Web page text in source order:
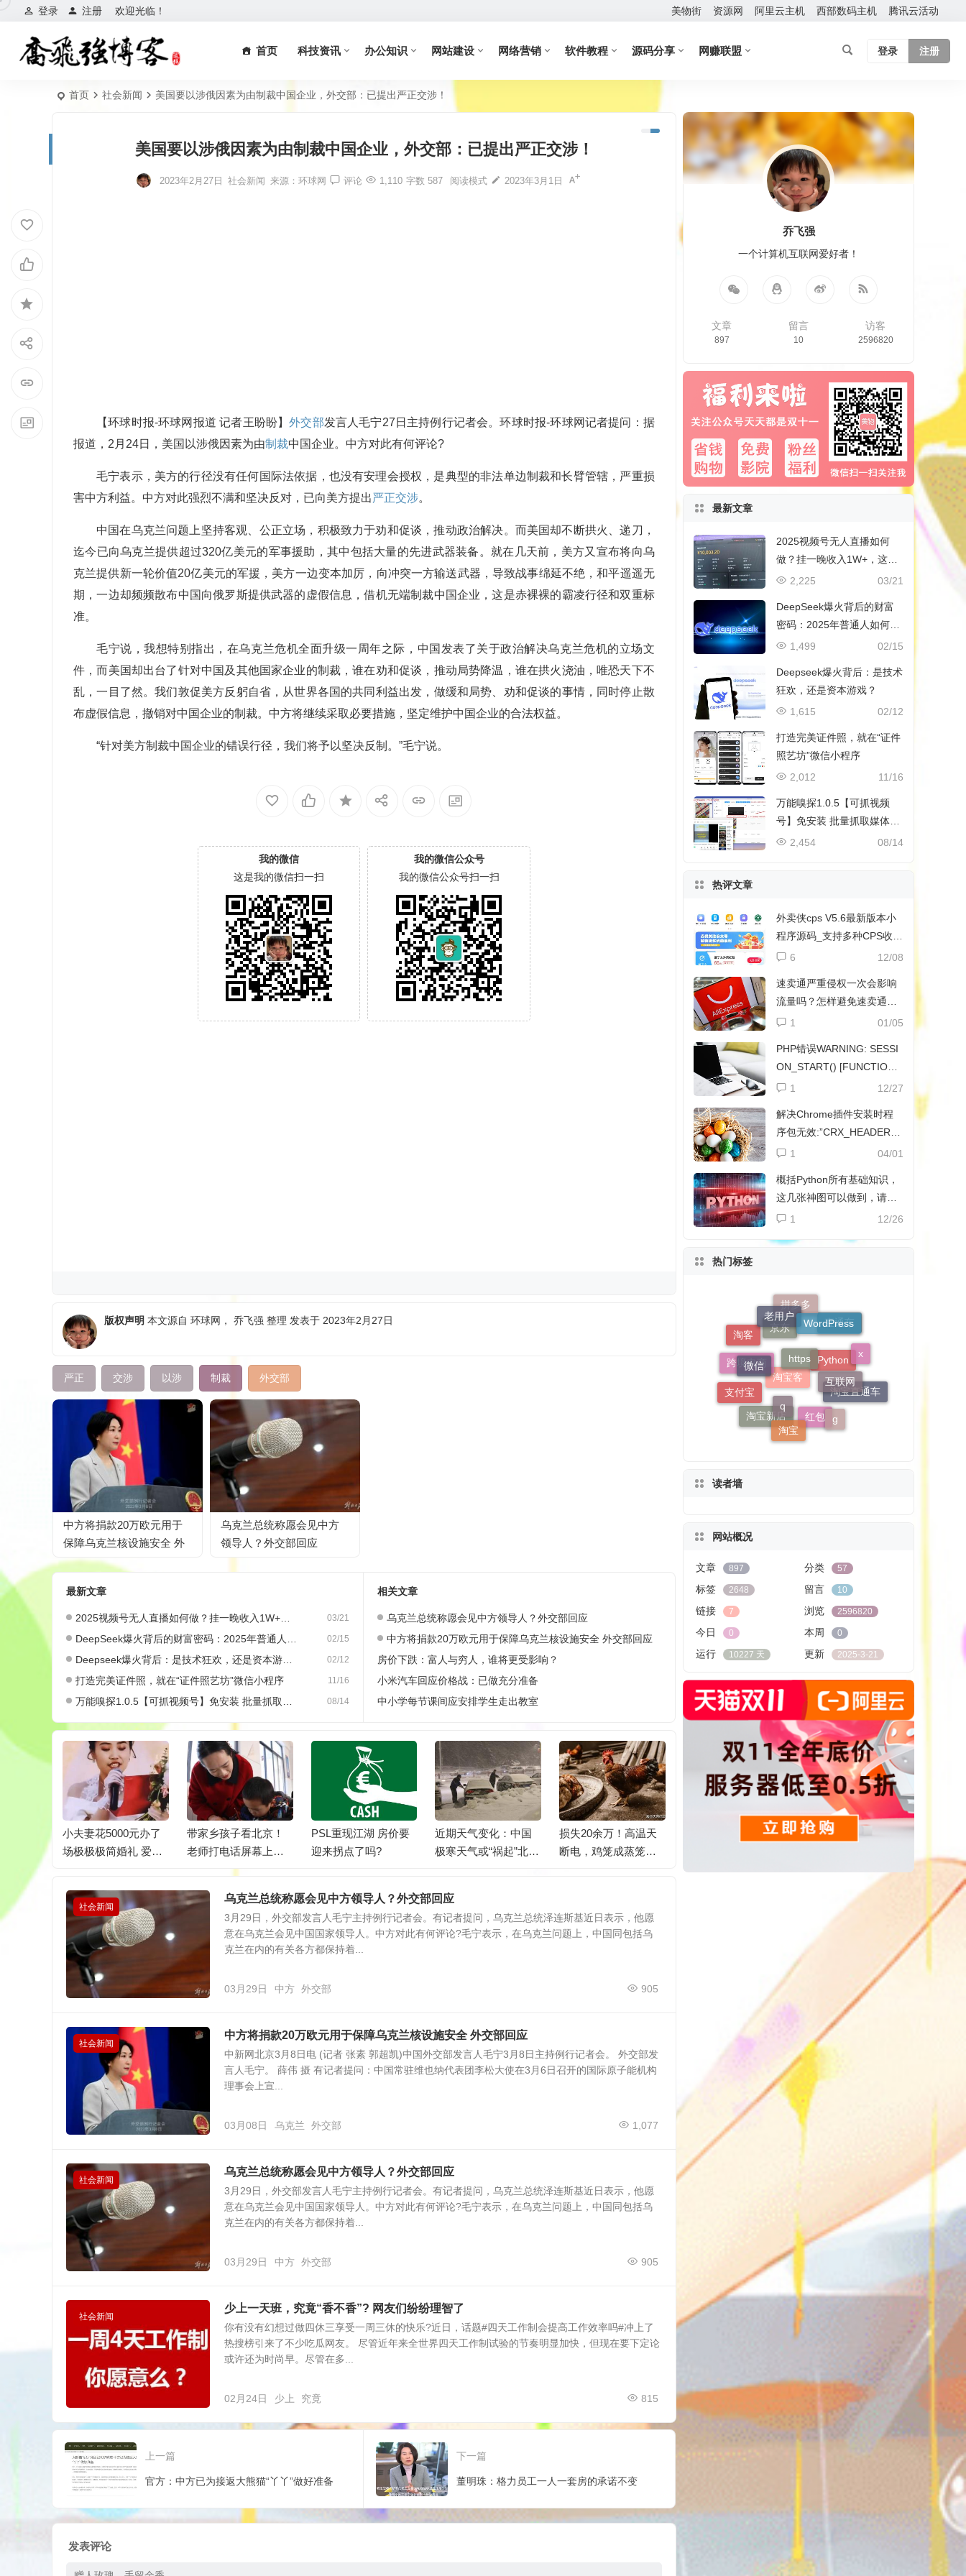
欢迎光临！
登录 注册 美物街 资源网 阿里云主机 西部数码主机 腾讯云活动
首页 科技资讯 办公知识 网站建设 网络营销 软件教程 源码分享 网赚联盟 登录 注册
首页 社会新闻 美国要以涉俄因素为由制裁中国企业，外交部：已提出严正交涉！
美国要以涉俄因素为由制裁中国企业，外交部：已提出严正交涉！
2023年2月27日 社会新闻 来源： 环球网 评论 1,110 字数 587 阅读模式 2023年3月1日
【环球时报-环球网报道 记者王盼盼】外交部发言人毛宁27日主持例行记者会。环球时报-环球网记者提问：据
报道，2月24日，美国以涉俄因素为由制裁中国企业。中方对此有何评论?
毛宁表示，美方的行径没有任何国际法依据，也没有安理会授权，是典型的非法单边制裁和长臂管辖，严重损
害中方利益。中方对此强烈不满和坚决反对，已向美方提出严正交涉。
中国在乌克兰问题上坚持客观、公正立场，积极致力于劝和促谈，推动政治解决。而美国却不断拱火、递刀，
迄今已向乌克兰提供超过320亿美元的军事援助，其中包括大量的先进武器装备。就在几天前，美方又宣布将向乌
克兰提供新一轮价值20亿美元的军援，美方一边变本加厉，向冲突一方输送武器，导致战事绵延不绝，和平遥遥无
期，一边却频频散布中国向俄罗斯提供武器的虚假信息，借机无端制裁中国企业，这是赤裸裸的霸凌行径和双重标
准。
毛宁说，我想特别指出，在乌克兰危机全面升级一周年之际，中国发表了关于政治解决乌克兰危机的立场文
件，而美国却出台了针对中国及其他国家企业的制裁，谁在劝和促谈，推动局势降温，谁在拱火浇油，唯恐天下不
乱，一目了然。我们敦促美方反躬自省，从世界各国的共同利益出发，做缓和局势、劝和促谈的事情，同时停止散
布虚假信息，撤销对中国企业的制裁。中方将继续采取必要措施，坚定维护中国企业的合法权益。
“针对美方制裁中国企业的错误行径，我们将予以坚决反制。”毛宁说。
我的微信
这是我的微信扫一扫
我的微信公众号
我的微信公众号扫一扫
版权声明 本文源自 环球网 ， 乔飞强 整理 发表于 2023年2月27日
严正 交涉 以涉 制裁 外交部
中方将捐款20万欧元用于
保障乌克兰核设施安全 外
交部回应
乌克兰总统称愿会见中方
领导人？外交部回应
最新文章
03/21
2025视频号无人直播如何做？挂一晚收入1W+，这份教程，小白可做~
02/15
DeepSeek爆火背后的财富密码：2025年普通人如何抓住AI创业风口？
02/12
Deepseek爆火背后：是技术狂欢，还是资本游戏？
11/16
打造完美证件照，就在“证件照艺坊”微信小程序
08/14
万能嗅探1.0.5【可抓视频号】免安装 批量抓取媒体文件
相关文章
乌克兰总统称愿会见中方领导人？外交部回应
中方将捐款20万欧元用于保障乌克兰核设施安全 外交部回应
房价下跌：富人与穷人，谁将更受影响？
小米汽车回应价格战：已做充分准备
中小学每节课间应安排学生走出教室
小夫妻花5000元办了
场极极极简婚礼 爱意
带家乡孩子看北京！
老师打电话屏幕上涌
出一堆小脑袋，眼睛
PSL重现江湖 房价要
迎来拐点了吗?
近期天气变化：中国
极寒天气或“祸起”北极
损失20余万！高温天
断电，鸡笼成蒸笼热
三伏天为啥是减肥的
体新陈代谢加快
日媒：东京市中心发
社会新闻
乌克兰总统称愿会见中方领导人？外交部回应
3月29日，外交部发言人毛宁主持例行记者会。有记者提问，乌克兰总统泽连斯基近日表示，他愿
意在乌克兰会见中国国家领导人。中方对此有何评论?毛宁表示，在乌克兰问题上，中国同包括乌
克兰在内的有关各方都保持着...
03月29日 905
中方 外交部
社会新闻
中方将捐款20万欧元用于保障乌克兰核设施安全 外交部回应
中新网北京3月8日电 (记者 张素 郭超凯)中国外交部发言人毛宁3月8日主持例行记者会。 外交部发
言人毛宁。 薛伟 摄 有记者提问：中国常驻维也纳代表团李松大使在3月6日召开的国际原子能机构
理事会上宣...
03月08日 1,077
乌克兰 外交部
社会新闻
乌克兰总统称愿会见中方领导人？外交部回应
3月29日，外交部发言人毛宁主持例行记者会。有记者提问，乌克兰总统泽连斯基近日表示，他愿
意在乌克兰会见中国国家领导人。中方对此有何评论?毛宁表示，在乌克兰问题上，中国同包括乌
克兰在内的有关各方都保持着...
03月29日 905
中方 外交部
社会新闻
少上一天班，究竟“香不香”? 网友们纷纷理智了
你有没有幻想过做四休三享受一周三休的快乐?近日，话题#四天工作制会提高工作效率吗#冲上了
热搜榜引来了不少吃瓜网友。 尽管近年来全世界四天工作制试验的节奏明显加快，但现在要下定论
或许还为时尚早。尽管在多...
02月24日 815
少上 究竟
上一篇
官方：中方已为接返大熊猫“丫丫”做好准备
下一篇
董明珠：格力员工一人一套房的承诺不变
发表评论
乔飞强
一个计算机互联网爱好者！
文章
897
留言
10
访客
2596820
最新文章
2025视频号无人直播如何
做？挂一晚收入1W+，这份
教程，小白可做~
03/21
2,225
DeepSeek爆火背后的财富
密码：2025年普通人如何抓
住AI创业风口？
02/15
1,499
Deepseek爆火背后：是技术
狂欢，还是资本游戏？
02/12
1,615
打造完美证件照，就在“证件
照艺坊”微信小程序
11/16
2,012
万能嗅探1.0.5【可抓视频
号】免安装 批量抓取媒体文
件
08/14
2,454
热评文章
外卖侠cps V5.6最新版本小
程序源码_支持多种CPS收益
和流量主收益
12/08
6
速卖通严重侵权一次会影响
流量吗？怎样避免速卖通侵
权？
01/05
1
PHP错误WARNING: SESSI
ON_START() [FUNCTION.
SESSION-START]解决方法
12/27
1
解决Chrome插件安装时程
序包无效:”CRX_HEADER_I
NVALID”
04/01
1
概括Python所有基础知识，
这几张神图可以做到，请收
下
12/26
1
热门标签
京东
拼多多
直通车
Python
淘宝客
跨境电商
淘客
老用户 WordPress
x
淘宝直通车
红包
淘宝新店
支付宝
微信
https
互联网
g
淘宝
q
读者墙
网站概况
文章 897 分类 57
标签 2648 留言 10
链接 7 浏览 2596820
今日 0 本周 0
运行 10227 天 更新 2025-3-21